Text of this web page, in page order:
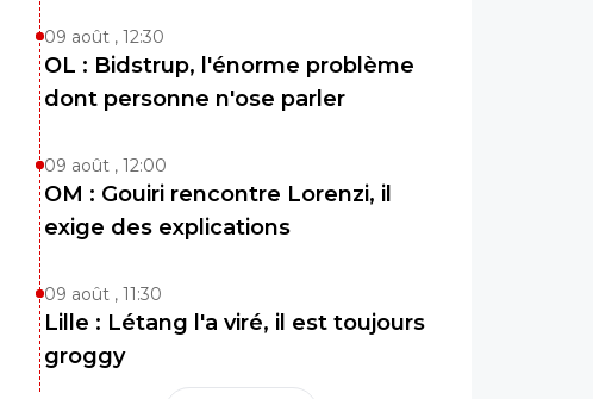
09 août , 12:30
OL : Bidstrup, l'énorme problème
dont personne n'ose parler
09 août , 12:00
OM : Gouiri rencontre Lorenzi, il
exige des explications
09 août , 11:30
Lille : Létang l'a viré, il est toujours
groggy